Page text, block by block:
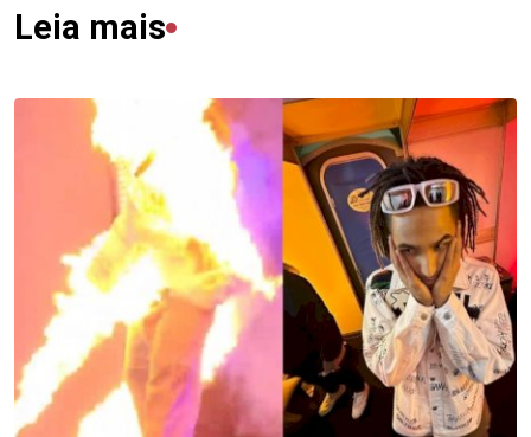
Leia mais